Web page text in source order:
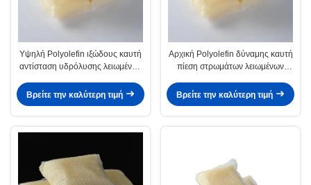
Υψηλή Polyolefin ιξώδους καυτή
αντίσταση υδρόλυσης λειωμένων
το σύνθετο
Βρείτε την καλύτερη τιμή
Αρχική Polyolefin δύναμης καυτή
πίεση στρωμάτων λειωμένων
ευαίσθητη κόλλα
Βρείτε την καλύτερη τιμή